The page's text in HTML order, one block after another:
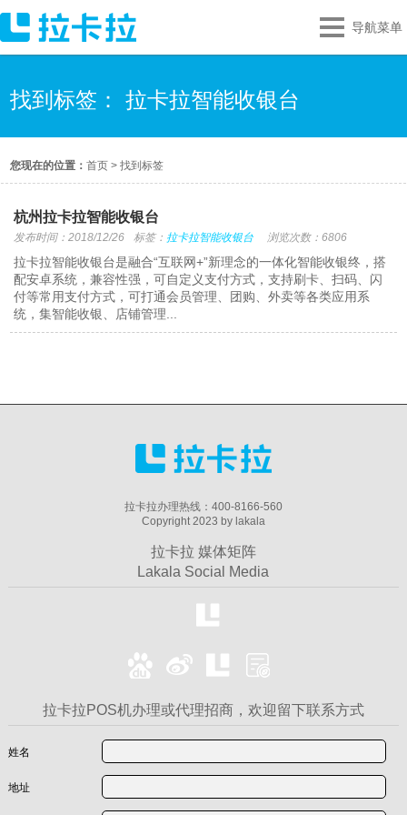
导航菜单
找到标签： 拉卡拉智能收银台
您现在的位置：首页 >找到标签
杭州拉卡拉智能收银台
发布时间：2018/12/26 标签： 拉卡拉智能收银台 浏览次数：6806
拉卡拉智能收银台是融合“互联网+”新理念的一体化智能收银终，搭
配安卓系统，兼容性强，可自定义支付方式，支持刷卡、扫码、闪
付等常用支付方式，可打通会员管理、团购、外卖等各类应用系
统，集智能收银、店铺管理...
拉卡拉办理热线：400-8166-560
Copyright 2023 by lakala
拉卡拉 媒体矩阵
Lakala Social Media
拉卡拉POS机办理或代理招商，欢迎留下联系方式
姓名
地址